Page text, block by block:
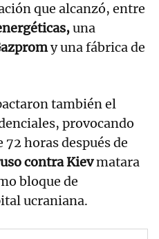
que alcanzó, entre
una
y una fábrica de
también el
provocando
horas después de
contra Kievmatara
bloque de
ucraniana.